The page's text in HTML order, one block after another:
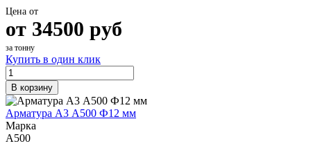
Цена от
от 34500 руб
за тонну
Купить в один клик
В корзину
Арматура А3 А500 Ф12 мм
Марка
А500